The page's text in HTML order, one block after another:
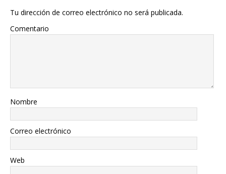
Tu dirección de correo electrónico no será publicada.
Comentario
Nombre
Correo electrónico
Web